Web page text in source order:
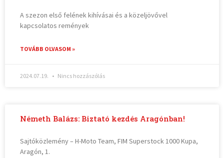
A szezon első felének kihívásai és a közeljövővel
kapcsolatos remények
TOVÁBB OLVASOM »
2024.07.19. Nincs hozzászólás
Németh Balázs: Biztató kezdés Aragónban!
Sajtóközlemény – H-Moto Team, FIM Superstock 1000 Kupa,
Aragón, 1.